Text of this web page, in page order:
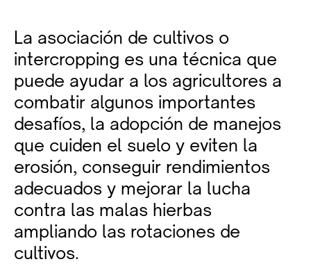
La asociación de cultivos o
intercropping es una técnica que
puede ayudar a los agricultores a
combatir algunos importantes
desafíos, la adopción de manejos
que cuiden el suelo y eviten la
erosión, conseguir rendimientos
adecuados y mejorar la lucha
contra las malas hierbas
ampliando las rotaciones de
cultivos.